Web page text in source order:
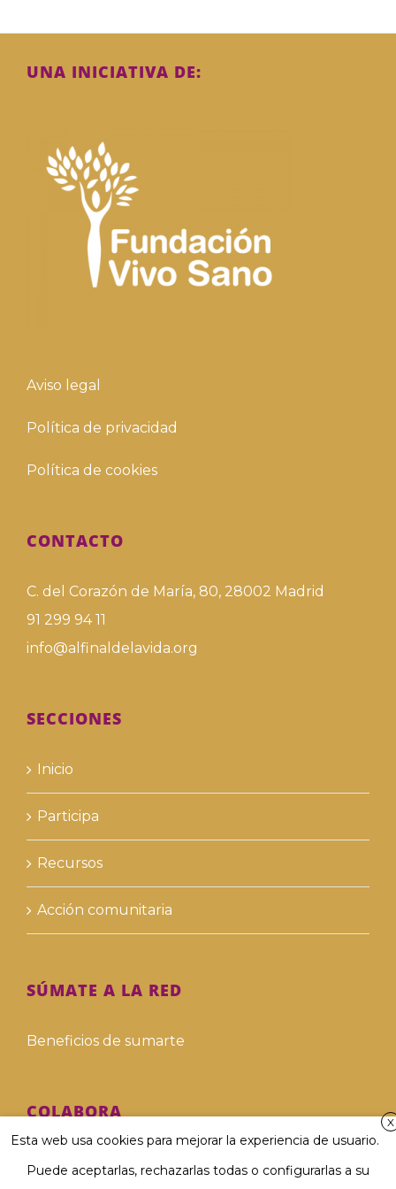
UNA INICIATIVA DE:
Aviso legal
Política de privacidad
Política de cookies
CONTACTO
C. del Corazón de María, 80, 28002 Madrid
91 299 94 11
info@alfinaldelavida.org
SECCIONES
Inicio
Participa
Recursos
Acción comunitaria
SÚMATE A LA RED
Beneficios de sumarte
COLABORA
Hazte voluntari@
X
Esta web usa cookies para mejorar la experiencia de usuario.
Puede aceptarlas, rechazarlas todas o configurarlas a su